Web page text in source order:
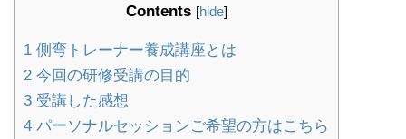
Contents [hide]
1 側弯トレーナー養成講座とは
2 今回の研修受講の目的
3 受講した感想
4 パーソナルセッションご希望の方はこちら